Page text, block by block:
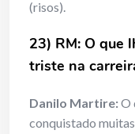
(risos).
23) RM: O que
triste na
Danilo Martire:O
conquistado